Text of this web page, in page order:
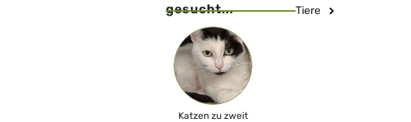
gesucht...
Tiere
Katzen zu zweit